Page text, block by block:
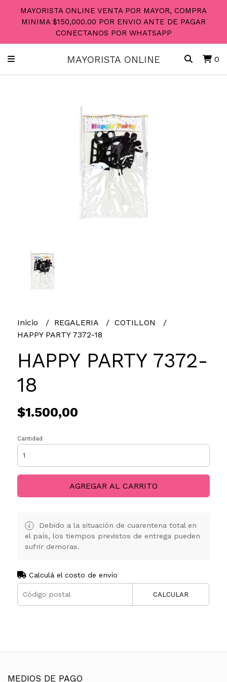
MAYORISTA ONLINE VENTA POR MAYOR, COMPRA
MINIMA $150,000.00 POR ENVIO ANTE DE PAGAR
CONECTANOS POR WHATSAPP
MAYORISTA ONLINE 0
Inicio REGALERIA
COTILLON
HAPPY PARTY 7372-18
HAPPY PARTY 7372-
18
$1.500,00
Cantidad
AGREGAR AL CARRITO
Debido a la situación de cuarentena total en
el país, los tiempos previstos de entrega pueden
sufrir demoras.
Calculá el costo de envío
CALCULAR
MEDIOS DE PAGO